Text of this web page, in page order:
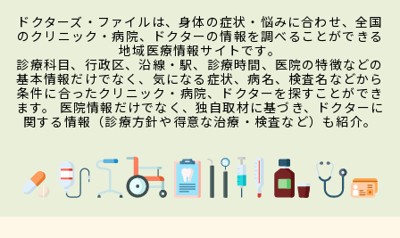
ドクターズ・ファイルは、身体の症状・悩みに合わせ、全国
のクリニック・病院、ドクターの情報を調べることができる
地域医療情報サイトです。
診療科目、行政区、沿線・駅、診療時間、医院の特徴などの
基本情報だけでなく、気になる症状、病名、検査名などから
条件に合ったクリニック・病院、ドクターを探すことができ
ます。 医院情報だけでなく、独自取材に基づき、ドクターに
関する情報（診療方針や得意な治療・検査など）も紹介。